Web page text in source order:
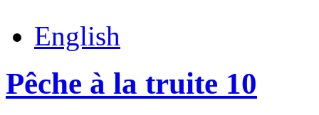
English
Pêche à la truite 10